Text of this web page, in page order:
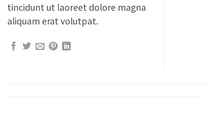
tincidunt ut laoreet dolore magna
aliquam erat volutpat.